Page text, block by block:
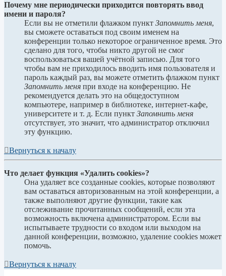
Почему мне периодически приходится повторять ввод
имени и пароля?
Если вы не отметили флажком пункт Запомнить меня,
вы сможете оставаться под своим именем на
конференции только некоторое ограниченное время. Это
сделано для того, чтобы никто другой не смог
воспользоваться вашей учётной записью. Для того
чтобы вам не приходилось вводить имя пользователя и
пароль каждый раз, вы можете отметить флажком пункт
Запомнить меня при входе на конференцию. Не
рекомендуется делать это на общедоступном
компьютере, например в библиотеке, интернет-кафе,
университете и т. д. Если пункт Запомнить меня
отсутствует, это значит, что администратор отключил
эту функцию.
Вернуться к началу
Что делает функция «Удалить cookies»?
Она удаляет все созданные cookies, которые позволяют
вам оставаться авторизованным на этой конференции, а
также выполняют другие функции, такие как
отслеживание прочитанных сообщений, если эта
возможность включена администратором. Если вы
испытываете трудности со входом или выходом на
данной конференции, возможно, удаление cookies может
помочь.
Вернуться к началу